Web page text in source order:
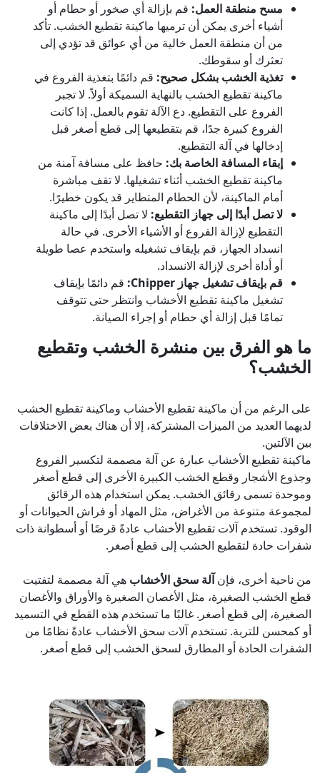
مسح منطقة العمل: قم بإزالة أي صخور أو حطام أو
أشياء أخرى يمكن أن ترميها ماكينة تقطيع الخشب. تأكد
من أن منطقة العمل خالية من أي عوائق قد تؤدي إلى
تعثرك أو سقوطك.
تغذية الخشب بشكل صحيح: قم دائمًا بتغذية الفروع في
ماكينة تقطيع الخشب بالنهاية السميكة أولاً. لا تجبر
الفروع على التقطيع. دع الآلة تقوم بالعمل. إذا كانت
الفروع كبيرة جدًا، قم بتقطيعها إلى قطع أصغر قبل
إدخالها في آلة التقطيع.
إبقاء المسافة الخاصة بك: حافظ على مسافة آمنة من
ماكينة تقطيع الخشب أثناء تشغيلها. لا تقف مباشرة
أمام الماكينة، لأن الحطام المتطاير قد يكون خطيرًا.
لا تصل أبدًا إلى جهاز التقطيع: لا تصل أبدًا إلى ماكينة
التقطيع لإزالة الفروع أو الأشياء الأخرى. في حالة
انسداد الجهاز، قم بإيقاف تشغيله واستخدم عصا طويلة
أو أداة أخرى لإزالة الانسداد.
قم بإيقاف تشغيل جهاز Chipper:
قم دائمًا بإيقاف
تشغيل ماكينة تقطيع الأخشاب وانتظر حتى تتوقف
تمامًا قبل إزالة أي حطام أو إجراء الصيانة.
ما هو الفرق بين منشرة الخشب وتقطيع
الخشب؟
على الرغم من أن ماكينة تقطيع الأخشاب وماكينة تقطيع الخشب
لديهما العديد من الميزات المشتركة، إلا أن هناك بعض الاختلافات
بين الآلتين.
ماكينة تقطيع الأخشاب عبارة عن آلة مصممة لتكسير الفروع
وجذوع الأشجار وقطع الخشب الكبيرة الأخرى إلى قطع أصغر
وموحدة تسمى رقائق الخشب. يمكن استخدام هذه الرقائق
لمجموعة متنوعة من الأغراض، مثل المهاد أو فراش الحيوانات أو
الوقود. تستخدم آلات تقطيع الأخشاب عادةً قرصًا أو أسطوانة ذات
شفرات حادة لتقطيع الخشب إلى قطع أصغر.
من ناحية أخرى، فإن آلة سحق الأخشاب هي آلة مصممة لتفتيت
قطع الخشب الصغيرة، مثل الأغصان الصغيرة والأوراق والأغصان
الصغيرة، إلى قطع أصغر. غالبًا ما تستخدم هذه القطع في التسميد
أو كمحسن للتربة. تستخدم آلات سحق الأخشاب عادةً نظامًا من
الشفرات الحادة أو المطارق لسحق الخشب إلى قطع أصغر.